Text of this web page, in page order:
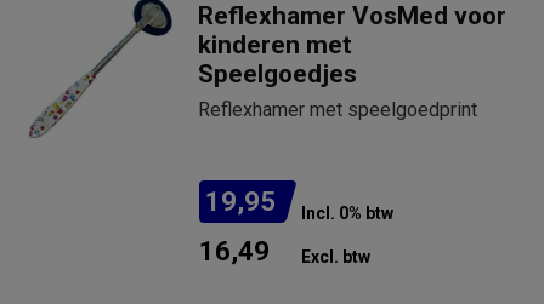
Reflexhamer VosMed voor
kinderen met
Speelgoedjes
Reflexhamer met speelgoedprint
19,95 Incl. 0% btw
16,49 Excl. btw